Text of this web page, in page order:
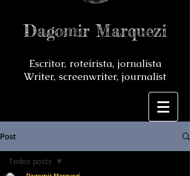
Dagomir Marquezi
Escritor, roteirista, jornalista
Writer, screenwriter, journalist
Post
Todos posts